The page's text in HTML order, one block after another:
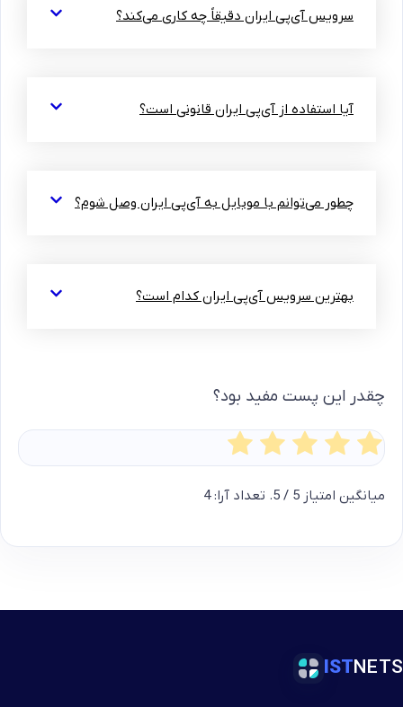
سرویس آی‌پی ایران دقیقاً چه کاری می‌کند؟
آیا استفاده از آی‌پی ایران قانونی است؟
چطور می‌توانم با موبایل به آی‌پی ایران وصل شوم؟
بهترین سرویس آی‌پی ایران کدام است؟
چقدر این پست مفید بود؟
میانگین امتیاز 5 / 5. تعداد آرا: 4
ISTNETS